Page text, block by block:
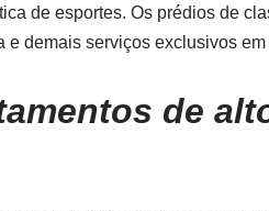
de esportes. Os prédios de
demais serviços exclusivos
de